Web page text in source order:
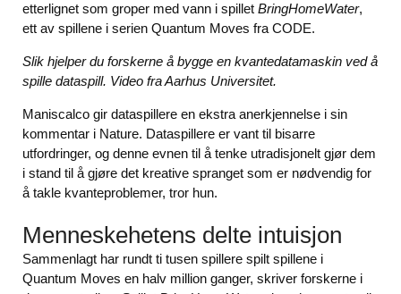
etterlignet som groper med vann i spillet BringHomeWater,
ett av spillene i serien Quantum Moves fra CODE.
Slik hjelper du forskerne å bygge en kvantedatamaskin ved å
spille dataspill. Video fra Aarhus Universitet.
Maniscalco gir dataspillere en ekstra anerkjennelse i sin
kommentar i Nature. Dataspillere er vant til bisarre
utfordringer, og denne evnen til å tenke utradisjonelt gjør dem
i stand til å gjøre det kreative spranget som er nødvendig for
å takle kvanteproblemer, tror hun.
Menneskehetens delte intuisjon
Sammenlagt har rundt ti tusen spillere spilt spillene i
Quantum Moves en halv million ganger, skriver forskerne i